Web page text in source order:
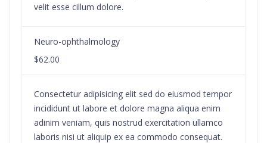
velit esse cillum dolore.
Neuro-ophthalmology
$62.00
Consectetur adipisicing elit sed do eiusmod tempor
incididunt ut labore et dolore magna aliqua enim
adinim veniam, quis nostrud exercitation ullamco
laboris nisi ut aliquip ex ea commodo consequat.